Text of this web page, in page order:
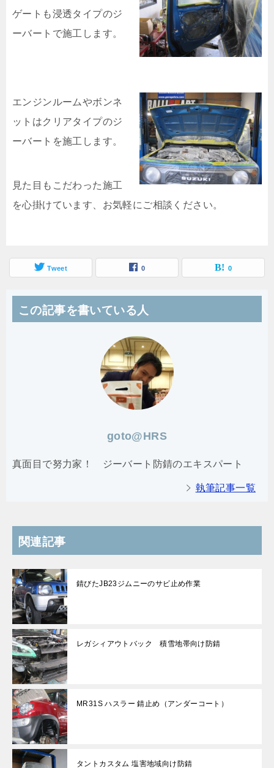
ゲートも浸透タイプのジ
ーバートで施工します。
エンジンルームやボンネ
ットはクリアタイプのジ
ーバートを施工します。
見た目もこだわった施工
を心掛けています、お気軽にご相談ください。
Tweet 0 0
この記事を書いている人
goto@HRS
真面目で努力家！ ジーバート防錆のエキスパート
執筆記事一覧
関連記事
錆びたJB23ジムニーのサビ止め作業
レガシィアウトバック 積雪地帯向け防錆
MR31S ハスラー 錆止め（アンダーコート）
タントカスタム 塩害地域向け防錆